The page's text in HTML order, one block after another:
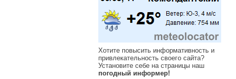
Хотите повысить информативность и
привлекательность своего сайта?
Установите себе на страницы наш
погодный информер!